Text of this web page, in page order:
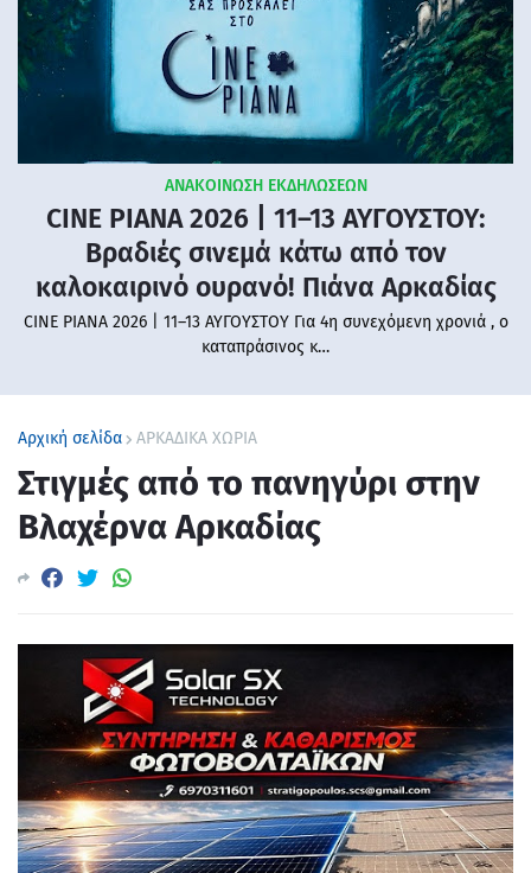
ΑΝΑΚΟΙΝΩΣΗ ΕΚΔΗΛΩΣΕΩΝ
CINE PIANA 2026 | 11–13 ΑΥΓΟΥΣΤΟΥ:
Βραδιές σινεμά κάτω από τον
καλοκαιρινό ουρανό! Πιάνα Αρκαδίας
CINE PIANA 2026 | 11–13 ΑΥΓΟΥΣΤΟΥ Για 4η συνεχόμενη χρονιά , ο
καταπράσινος κ…
Αρχική σελίδα ΑΡΚΑΔΙΚΑ ΧΩΡΙΑ
Στιγμές από το πανηγύρι στην
Βλαχέρνα Αρκαδίας